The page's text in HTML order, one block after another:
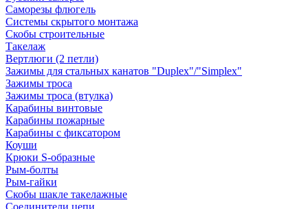
Саморезы флюгель
Системы скрытого монтажа
Скобы строительные
Такелаж
Вертлюги (2 петли)
Зажимы для стальных канатов "Duplex"/"Simplex"
Зажимы троса
Зажимы троса (втулка)
Карабины винтовые
Карабины пожарные
Карабины с фиксатором
Коуши
Крюки S-образные
Рым-болты
Рым-гайки
Скобы шакле такелажные
Соединители цепи